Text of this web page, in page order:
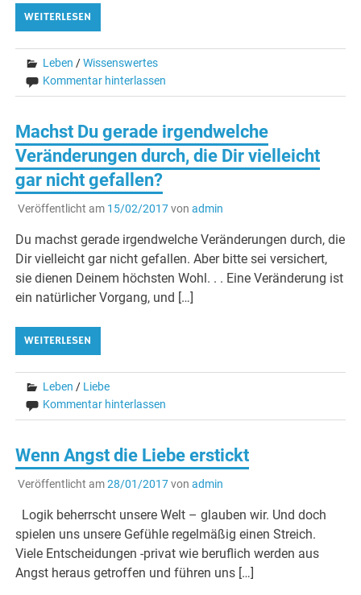
WEITERLESEN
Leben /Wissenswertes
Kommentar hinterlassen
Machst Du gerade irgendwelche
Veränderungen durch, die Dir vielleicht
gar nicht gefallen?
Veröffentlicht am 15/02/2017von admin
Du machst gerade irgendwelche Veränderungen durch, die
Dir vielleicht gar nicht gefallen. Aber bitte sei versichert,
sie dienen Deinem höchsten Wohl. . . Eine Veränderung ist
ein natürlicher Vorgang, und […]
WEITERLESEN
Leben / Liebe
Kommentar hinterlassen
Wenn Angst die Liebe erstickt
Veröffentlicht am28/01/2017von admin
Logik beherrscht unsere Welt – glauben wir. Und doch
spielen uns unsere Gefühle regelmäßig einen Streich.
Viele Entscheidungen -privat wie beruflich werden aus
Angst heraus getroffen und führen uns […]